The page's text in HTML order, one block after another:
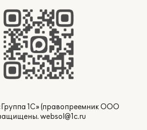
1С» (правопреемник ООО
websol@1c.ru